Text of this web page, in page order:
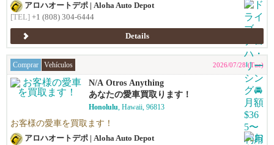
アロハオートデポ | Aloha Auto Depot
[TEL] +1 (808) 304-6444
Details
Comprar Vehículos 2026/07/28 (Tue)
N/A Otros Anything
あなたの愛車買取ります！
Honolulu, Hawaii, 96813
お客様の愛車を買取ます！
アロハオートデポ | Aloha Auto Depot